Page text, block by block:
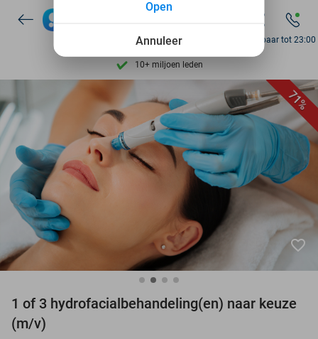
Ontdek 15.000+ deals
7 dagen per week beschikbaar
10+ miljoen leden
205.791 reviews
Ontdek 15.000+ deals
7 dagen per week beschikbaar
10+ miljoen leden
Bereikbaar tot 23:00
71%
favorite_border
1 of 3 hydrofacialbehandeling(en) naar keuze
(m/v)
Annuleer
Open